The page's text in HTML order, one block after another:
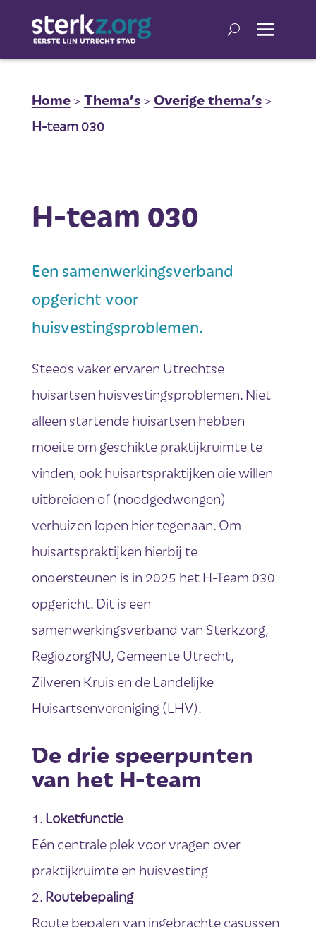
Home> Thema’s> Overige thema’s>
H-team 030
H-team 030
Een samenwerkingsverband
opgericht voor
huisvestingsproblemen.
Steeds vaker ervaren Utrechtse
huisartsen huisvestingsproblemen. Niet
alleen startende huisartsen hebben
moeite om geschikte praktijkruimte te
vinden, ook huisartspraktijken die willen
uitbreiden of (noodgedwongen)
verhuizen lopen hier tegenaan. Om
huisartspraktijken hierbij te
ondersteunen is in 2025 het H-Team 030
opgericht. Dit is een
samenwerkingsverband van Sterkzorg,
RegiozorgNU, Gemeente Utrecht,
Zilveren Kruis en de Landelijke
Huisartsenvereniging (LHV).
De drie speerpunten
van het H-team
Loketfunctie
Eén centrale plek voor vragen over
praktijkruimte en huisvesting
Routebepaling
Route bepalen van ingebrachte casussen